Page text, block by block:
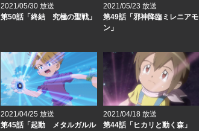
2021/05/30 放送
第50話「終結 究極の聖戦」
2021/05/23 放送
第49話「邪神降臨ミレニアモ
ン」
2021/04/25 放送
第45話「起動 メタルガルル
2021/04/18 放送
第44話「ヒカリと動く森」